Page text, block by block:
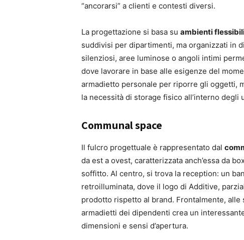
“ancorarsi” a clienti e contesti diversi.
La progettazione si basa su ambienti
suddivisi per dipartimenti, ma organizzati in
silenziosi, aree luminose o angoli intimi
dove lavorare in base alle esigenze del
armadietto personale per riporre gli oggetti,
la necessità di storage fisico all’interno degli
Communal space
Il fulcro progettuale è rappresentato dal
da est a ovest, caratterizzata anch’essa da
soffitto. Al centro, si trova la reception: un
retroilluminata, dove il logo di Additive,
prodotto rispetto al brand. Frontalmente,
armadietti dei dipendenti crea un
dimensioni e sensi d’apertura.